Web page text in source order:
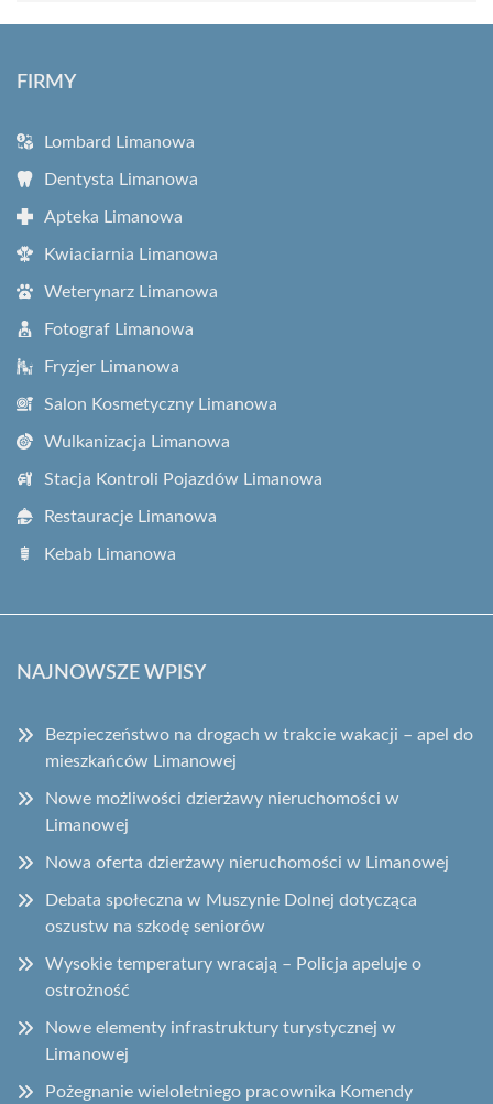
FIRMY
Lombard Limanowa
Dentysta Limanowa
Apteka Limanowa
Kwiaciarnia Limanowa
Weterynarz Limanowa
Fotograf Limanowa
Fryzjer Limanowa
Salon Kosmetyczny Limanowa
Wulkanizacja Limanowa
Stacja Kontroli Pojazdów Limanowa
Restauracje Limanowa
Kebab Limanowa
NAJNOWSZE WPISY
Bezpieczeństwo na drogach w trakcie wakacji – apel do
mieszkańców Limanowej
Nowe możliwości dzierżawy nieruchomości w
Limanowej
Nowa oferta dzierżawy nieruchomości w Limanowej
Debata społeczna w Muszynie Dolnej dotycząca
oszustw na szkodę seniorów
Wysokie temperatury wracają – Policja apeluje o
ostrożność
Nowe elementy infrastruktury turystycznej w
Limanowej
Pożegnanie wieloletniego pracownika Komendy